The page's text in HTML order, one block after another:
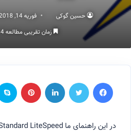
حسین گوکی فوریه 14, 2018
زمان تقریبی مطالعه 4 دقیقه
فیسبوک توییتر لینکداین پینتریست اسکایپ